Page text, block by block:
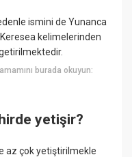
ismini de Yunanca
kelimelerinden
burada okuyun:
yetişir?
az çok yetiştirilmekle